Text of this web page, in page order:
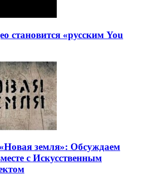
становится «русским You
земля»: Обсуждаем
с Искусственным